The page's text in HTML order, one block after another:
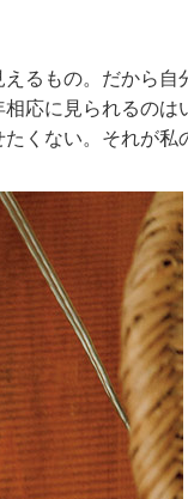
るもの。だから自
応に見られるのは
くない。それが私